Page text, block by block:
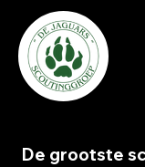
De grootste